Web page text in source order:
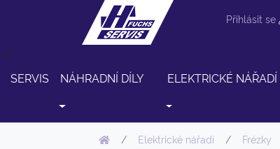
Přihlásit se
//
SERVIS
NÁHRADNÍ DÍLY ELEKTRICKÉ NÁŘADÍ
Elektrické nářadí Frézky